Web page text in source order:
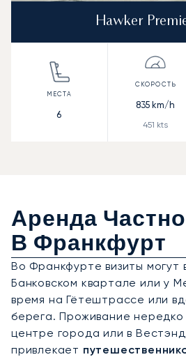
Hawker
6
835 km/h
451 kts
Аренда
В Франкфурт
Во Франкфурте визиты могут
Банковском квартале или у
время на Гётештрассе или
берега. Проживание
центре города или в
привлекает